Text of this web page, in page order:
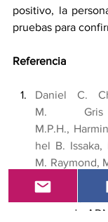
positivo, la
pruebas para
Referencia
Daniel C.
M.
M.P.H.,
hel B. Issaka,
M. Raymond,
, Sylvia
M. Grady,
sangre de